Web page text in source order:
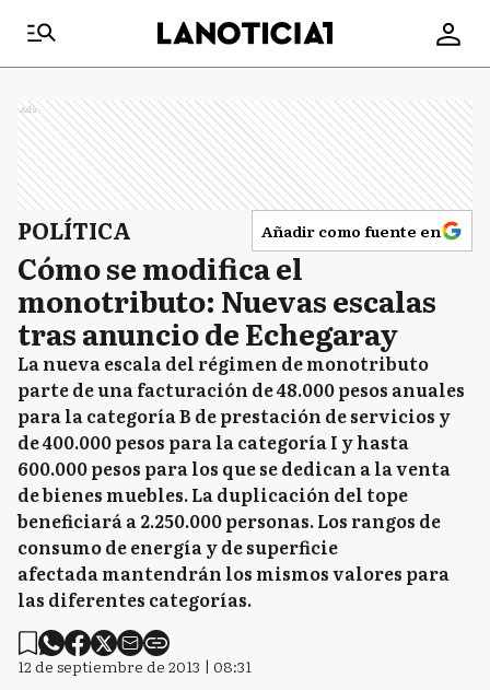
Ads
POLÍTICA Añadir como fuente en
Cómo se modifica el
monotributo: Nuevas escalas
tras anuncio de Echegaray
La nueva escala del régimen de monotributo
parte de una facturación de 48.000 pesos anuales
para la categoría B de prestación de servicios y
de 400.000 pesos para la categoría I y hasta
600.000 pesos para los que se dedican a la venta
de bienes muebles. La duplicación del tope
beneficiará a 2.250.000 personas. Los rangos de
consumo de energía y de superficie
afectada mantendrán los mismos valores para
las diferentes categorías.
12 de septiembre de 2013 | 08:31